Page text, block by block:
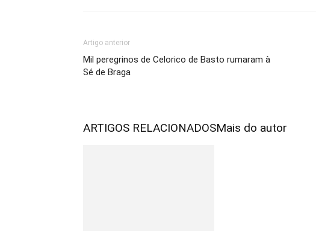
Artigo anterior
Mil peregrinos de Celorico de Basto rumaram à
Sé de Braga
ARTIGOS RELACIONADOSMais do autor